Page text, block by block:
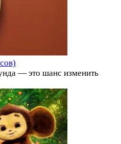
— это шанс изменить